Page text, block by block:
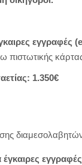
εγγραφές
πιστωτικής
1.350€